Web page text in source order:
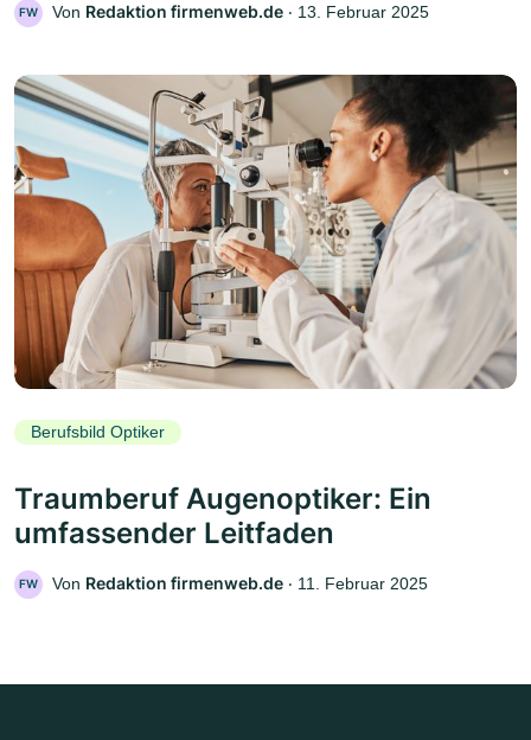
FW Von Redaktion firmenweb.de ‧ 13. Februar 2025
Berufsbild Optiker
Traumberuf Augenoptiker: Ein
umfassender Leitfaden
FW Von Redaktion firmenweb.de ‧ 11. Februar 2025